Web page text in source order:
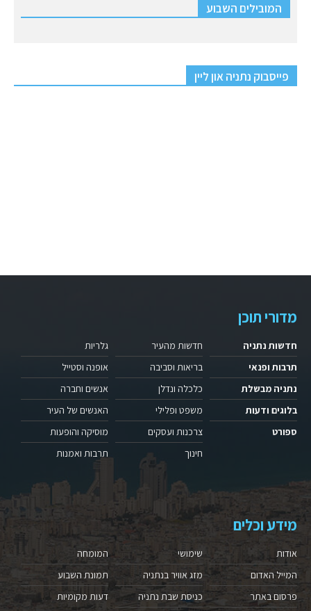
המובילים השבוע
פייסבוק נתניה און ליין
מדורי תוכן
חדשות נתניה
תרבות ופנאי
נתניה מבשלת
בלוגים ודעות
ספורט
חדשות מהעיר
בריאות וסביבה
כלכלה ונדלן
משפט ופלילי
צרכנות ועסקים
חינוך
גלריות
אופנה וסטייל
אנשים וחברה
האנשים של העיר
מוסיקה והופעות
תרבות ואמנות
מידע וכלים
אודות
המייל האדום
פרסום באתר
שימושי
מזג אוויר בנתניה
כניסת שבת נתניה
המומחה
תמונת השבוע
דעות מקומיות